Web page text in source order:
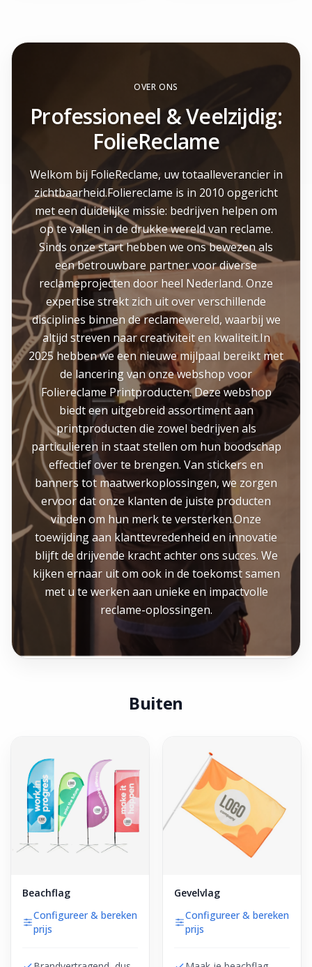
OVER ONS
Professioneel & Veelzijdig:
FolieReclame
Welkom bij FolieReclame, uw totaalleverancier in
zichtbaarheid.Foliereclame is in 2010 opgericht
met een duidelijke missie: bedrijven helpen om
op te vallen in de drukke wereld van reclame.
Sinds onze start hebben we ons bewezen als
een betrouwbare partner voor diverse
reclameprojecten door heel Nederland. Onze
expertise strekt zich uit over verschillende
disciplines binnen de reclamewereld, waarbij we
altijd streven naar creativiteit en kwaliteit.In
2025 hebben we een nieuwe mijlpaal bereikt met
de lancering van onze webshop voor
Foliereclame Printproducten. Deze webshop
biedt een uitgebreid assortiment aan
printproducten die zowel bedrijven als
particulieren in staat stellen om hun boodschap
effectief over te brengen. Van stickers en
banners tot maatwerkoplossingen, we zorgen
ervoor dat onze klanten de juiste producten
vinden om hun merk te versterken.Onze
toewijding aan klanttevredenheid en innovatie
blijft de drijvende kracht achter ons succes. We
kijken ernaar uit om ook in de toekomst samen
met u te werken aan unieke en impactvolle
reclame-oplossingen.
Buiten
Beachflag
Configureer & bereken
prijs
Gevelvlag
Configureer & bereken
prijs